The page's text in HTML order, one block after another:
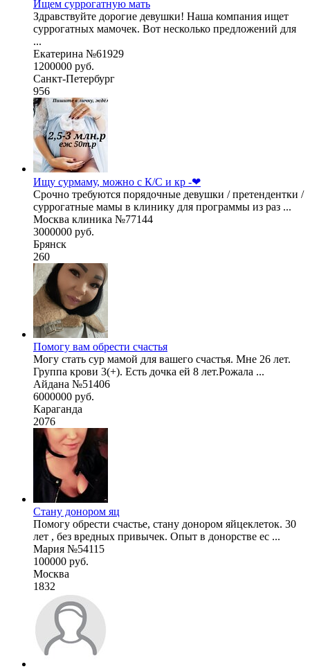
Ищем суррогатную мать
Здравствуйте дорогие девушки! Наша компания ищет
суррогатных мамочек. Вот несколько предложений для
...
Екатерина №61929
1200000 руб.
Санкт-Петербург
956
Ищу сурмаму, можно с К/С и кр -❤
Срочно требуются порядочные девушки / претендентки /
суррогатные мамы в клинику для программы из раз ...
Москва клиника №77144
3000000 руб.
Брянск
260
Помогу вам обрести счастья
Могу стать сур мамой для вашего счастья. Мне 26 лет.
Группа крови 3(+). Есть дочка ей 8 лет.Рожала ...
Айдана №51406
6000000 руб.
Караганда
2076
Стану донором яц
Помогу обрести счастье, стану донором яйцеклеток. 30
лет , без вредных привычек. Опыт в донорстве ес ...
Мария №54115
100000 руб.
Москва
1832